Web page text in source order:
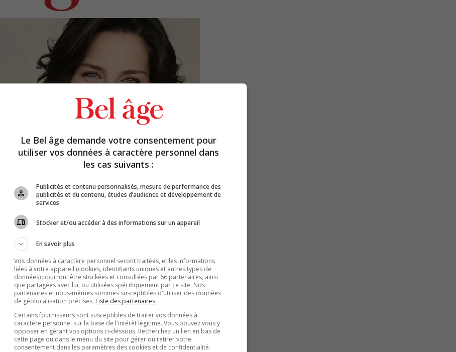
Le Bel âge demande votre consentement pour
utiliser vos données à caractère personnel dans
les cas suivants :
Publicités et contenu personnalisés, mesure de performance des
publicités et du contenu, études d’audience et développement de
services
Stocker et/ou accéder à des informations sur un appareil
En savoir plus
Vos données à caractère personnel seront traitées, et les informations
liées à votre appareil (cookies, identifiants uniques et autres types de
données) pourront être stockées et consultées par 66 partenaires, ainsi
que partagées avec lui, ou utilisées spécifiquement par ce site. Nos
partenaires et nous-mêmes sommes susceptibles d'utiliser des données
de géolocalisation précises. Liste des partenaires.
Certains fournisseurs sont susceptibles de traiter vos données à
caractère personnel sur la base de l'intérêt légitime. Vous pouvez vous y
opposer en gérant vos options ci-dessous. Recherchez un lien en bas de
cette page ou dans le menu du site pour gérer ou retirer votre
consentement dans les paramètres des cookies et de confidentialité.